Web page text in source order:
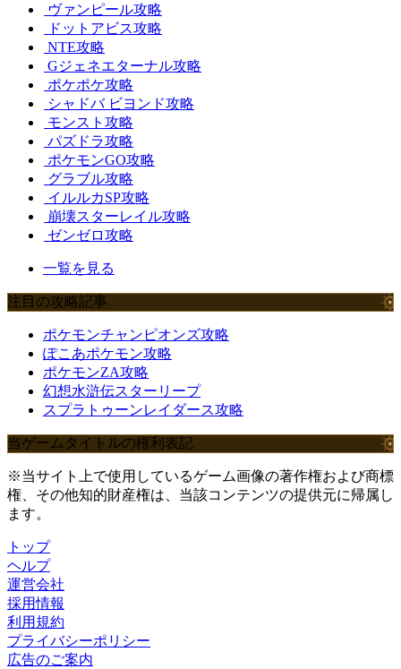
ヴァンピール攻略
ドットアビス攻略
NTE攻略
Gジェネエターナル攻略
ポケポケ攻略
シャドバ ビヨンド攻略
モンスト攻略
パズドラ攻略
ポケモンGO攻略
グラブル攻略
イルルカSP攻略
崩壊スターレイル攻略
ゼンゼロ攻略
一覧を見る
注目の攻略記事
ポケモンチャンピオンズ攻略
ぽこあポケモン攻略
ポケモンZA攻略
幻想水滸伝スターリープ
スプラトゥーンレイダース攻略
当ゲームタイトルの権利表記
※当サイト上で使用しているゲーム画像の著作権および商標
権、その他知的財産権は、当該コンテンツの提供元に帰属し
ます。
トップ
ヘルプ
運営会社
採用情報
利用規約
プライバシーポリシー
広告のご案内